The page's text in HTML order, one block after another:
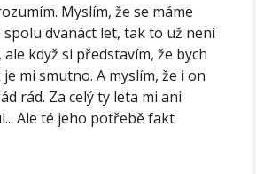
Myslím, že se máme
spolu dvanáct let, tak to už není
když si představím, že bych
mi smutno. A myslím, že i on
rád. Za celý ty leta mi ani
Ale té jeho potřebě fakt